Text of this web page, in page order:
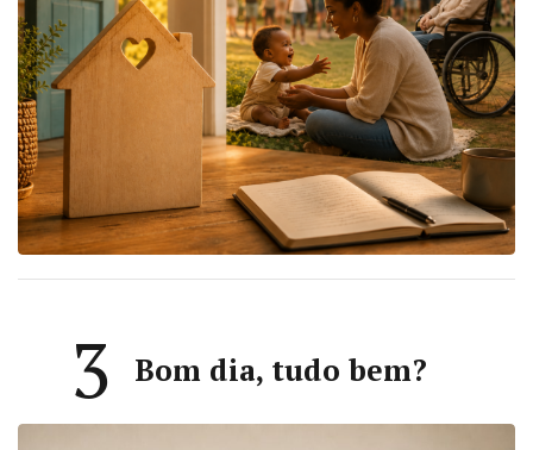
3 Bom dia, tudo bem?